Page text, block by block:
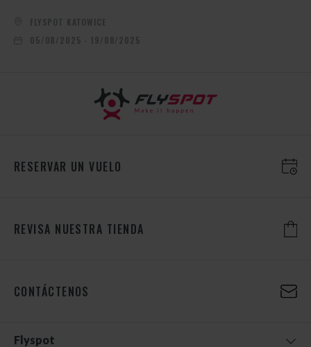
FLYSPOT KATOWICE
05/08/2025 - 19/08/2025
RESERVAR UN VUELO
REVISA NUESTRA TIENDA
CONTÁCTENOS
Flyspot